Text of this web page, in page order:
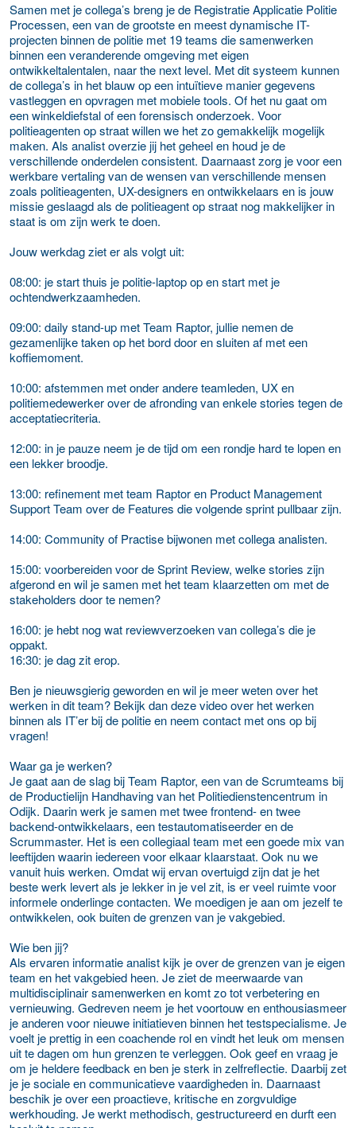
Samen met je collega’s breng je de Registratie Applicatie Politie
Processen, een van de grootste en meest dynamische IT-
projecten binnen de politie met 19 teams die samenwerken
binnen een veranderende omgeving met eigen
ontwikkeltalentalen, naar the next level. Met dit systeem kunnen
de collega’s in het blauw op een intuïtieve manier gegevens
vastleggen en opvragen met mobiele tools. Of het nu gaat om
een winkeldiefstal of een forensisch onderzoek. Voor
politieagenten op straat willen we het zo gemakkelijk mogelijk
maken. Als analist overzie jij het geheel en houd je de
verschillende onderdelen consistent. Daarnaast zorg je voor een
werkbare vertaling van de wensen van verschillende mensen
zoals politieagenten, UX-designers en ontwikkelaars en is jouw
missie geslaagd als de politieagent op straat nog makkelijker in
staat is om zijn werk te doen.
Jouw werkdag ziet er als volgt uit:
08:00: je start thuis je politie-laptop op en start met je
ochtendwerkzaamheden.
09:00: daily stand-up met Team Raptor, jullie nemen de
gezamenlijke taken op het bord door en sluiten af met een
koffiemoment.
10:00: afstemmen met onder andere teamleden, UX en
politiemedewerker over de afronding van enkele stories tegen de
acceptatiecriteria.
12:00: in je pauze neem je de tijd om een rondje hard te lopen en
een lekker broodje.
13:00: refinement met team Raptor en Product Management
Support Team over de Features die volgende sprint pullbaar zijn.
14:00: Community of Practise bijwonen met collega analisten.
15:00: voorbereiden voor de Sprint Review, welke stories zijn
afgerond en wil je samen met het team klaarzetten om met de
stakeholders door te nemen?
16:00: je hebt nog wat reviewverzoeken van collega’s die je
oppakt.
16:30: je dag zit erop.
Ben je nieuwsgierig geworden en wil je meer weten over het
werken in dit team? Bekijk dan deze video over het werken
binnen als IT’er bij de politie en neem contact met ons op bij
vragen!
Waar ga je werken?
Je gaat aan de slag bij Team Raptor, een van de Scrumteams bij
de Productielijn Handhaving van het Politiedienstencentrum in
Odijk. Daarin werk je samen met twee frontend- en twee
backend-ontwikkelaars, een testautomatiseerder en de
Scrummaster. Het is een collegiaal team met een goede mix van
leeftijden waarin iedereen voor elkaar klaarstaat. Ook nu we
vanuit huis werken. Omdat wij ervan overtuigd zijn dat je het
beste werk levert als je lekker in je vel zit, is er veel ruimte voor
informele onderlinge contacten. We moedigen je aan om jezelf te
ontwikkelen, ook buiten de grenzen van je vakgebied.
Wie ben jij?
Als ervaren informatie analist kijk je over de grenzen van je eigen
team en het vakgebied heen. Je ziet de meerwaarde van
multidisciplinair samenwerken en komt zo tot verbetering en
vernieuwing. Gedreven neem je het voortouw en enthousiasmeer
je anderen voor nieuwe initiatieven binnen het testspecialisme. Je
voelt je prettig in een coachende rol en vindt het leuk om mensen
uit te dagen om hun grenzen te verleggen. Ook geef en vraag je
om je heldere feedback en ben je sterk in zelfreflectie. Daarbij zet
je je sociale en communicatieve vaardigheden in. Daarnaast
beschik je over een proactieve, kritische en zorgvuldige
werkhouding. Je werkt methodisch, gestructureerd en durft een